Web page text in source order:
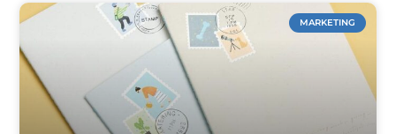
MARKETING